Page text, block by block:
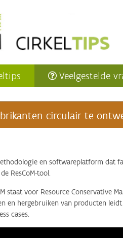
Veelgestelde
circulair te
en softwareplatform dat
ResCoM-tool.
staat voor Resource Conservative
en hergebruiken van producten
cases.